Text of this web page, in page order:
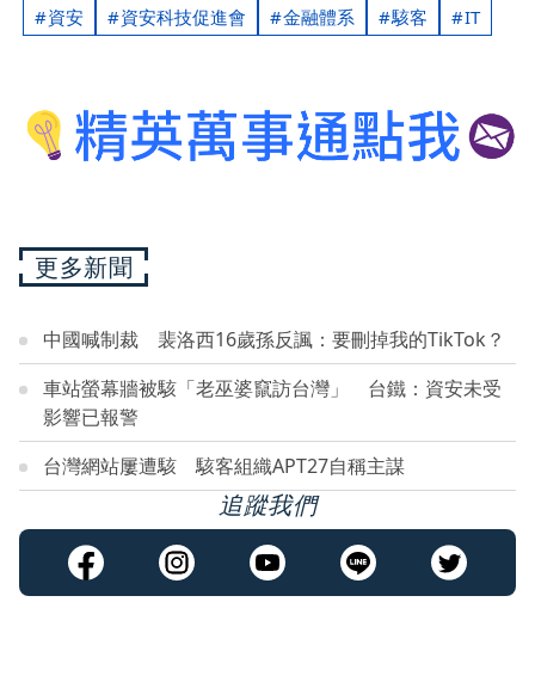
資安 資安科技促進會 金融體系 駭客 IT
更多新聞
中國喊制裁 裴洛西16歲孫反諷：要刪掉我的TikTok？
車站螢幕牆被駭「老巫婆竄訪台灣」 台鐵：資安未受
影響已報警
台灣網站屢遭駭 駭客組織APT27自稱主謀
追蹤我們